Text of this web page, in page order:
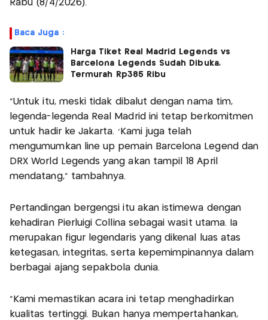
Rabu (8/4/2026).
Baca Juga :
Harga Tiket Real Madrid Legends vs
Barcelona Legends Sudah Dibuka,
Termurah Rp385 Ribu
“Untuk itu, meski tidak dibalut dengan nama tim,
legenda-legenda Real Madrid ini tetap berkomitmen
untuk hadir ke Jakarta. 'Kami juga telah
mengumumkan line up pemain Barcelona Legend dan
DRX World Legends yang akan tampil 18 April
mendatang," tambahnya.
Pertandingan bergengsi itu akan istimewa dengan
kehadiran Pierluigi Collina sebagai wasit utama. Ia
merupakan figur legendaris yang dikenal luas atas
ketegasan, integritas, serta kepemimpinannya dalam
berbagai ajang sepakbola dunia.
“Kami memastikan acara ini tetap menghadirkan
kualitas tertinggi. Bukan hanya mempertahankan,